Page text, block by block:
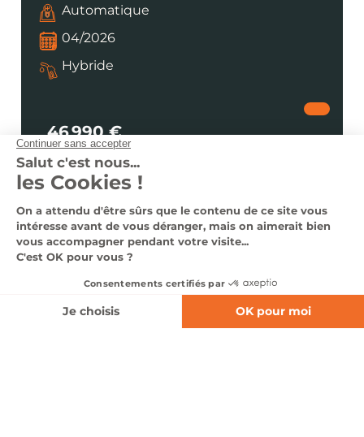
Nous contacter
0366140332
Automatique
04/2026
Hybride
46 990 €
dès 676 €